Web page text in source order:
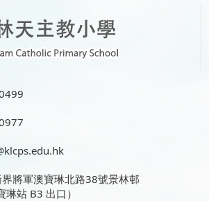
將軍澳寶琳北路38號景林邨
站 B3 出口）